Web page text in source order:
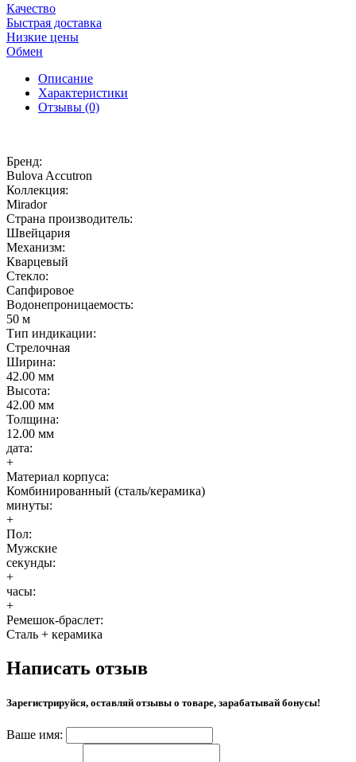
Качество
Быстрая доставка
Низкие цены
Обмен
Описание
Характеристики
Отзывы (0)
Бренд:
Bulova Accutron
Коллекция:
Mirador
Страна производитель:
Швейцария
Механизм:
Кварцевый
Стекло:
Сапфировое
Водонепроницаемость:
50 м
Тип индикации:
Стрелочная
Ширина:
42.00 мм
Высота:
42.00 мм
Толщина:
12.00 мм
дата:
+
Материал корпуса:
Комбинированный (сталь/керамика)
минуты:
+
Пол:
Мужские
секунды:
+
часы:
+
Ремешок-браслет:
Сталь + керамика
Написать отзыв
Зарегистрируйся, оставляй отзывы о товаре, зарабатывай бонусы!
Ваше имя: